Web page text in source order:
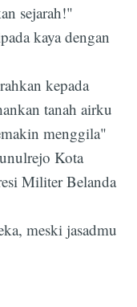
sejarah!"
kaya dengan
kepada
tanah airku
menggila"
Kota
Militer Belanda
meski jasadmu